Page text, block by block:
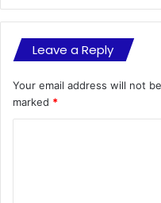
Leave a Reply
Your email address will not
marked *